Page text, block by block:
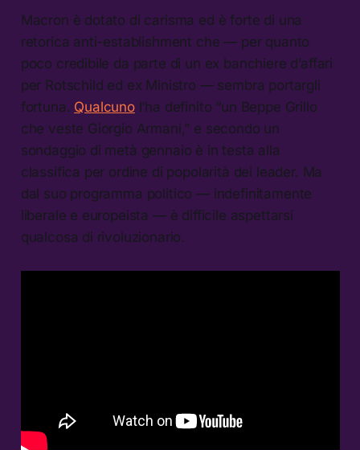
Macron è dotato di carisma ed è forte di una
retorica anti-establishment che — per quanto
poco credibile da parte di un ex banchiere d’affari
per Rotschild ed ex Ministro — sembra portargli
fortuna. Qualcunol’ha definito “un Beppe Grillo
che veste Giorgio Armani,” e secondo un
sondaggio di metà gennaio è in testa alla
classifica per ordine di popolarità dei leader. Ma
dal suo programma politico — indefinitamente
liberale e europeista — è difficile aspettarsi
qualcosa di rivoluzionario.